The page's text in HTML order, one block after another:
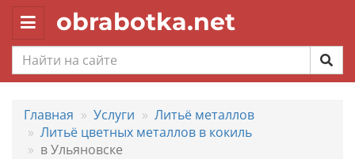
Toggle
navigation
obrabotka.net
Главная Услуги
Литьё металлов
Литьё цветных металлов в кокиль
в Ульяновске